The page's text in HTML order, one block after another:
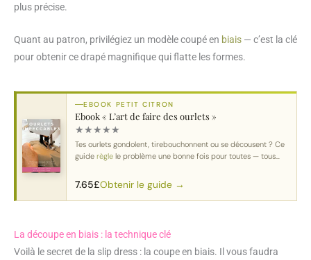
plus précise.
Quant au patron, privilégiez un modèle coupé en biais — c’est la clé
pour obtenir ce drapé magnifique qui flatte les formes.
EBOOK PETIT CITRON
Ebook « L’art de faire des ourlets »
★★★★★
Tes ourlets gondolent, tirebouchonnent ou se décousent ? Ce
guide règle le problème une bonne fois pour toutes — tous
7.65£Obtenir le guide →
La découpe en biais : la technique clé
Voilà le secret de la slip dress : la coupe en biais. Il vous faudra